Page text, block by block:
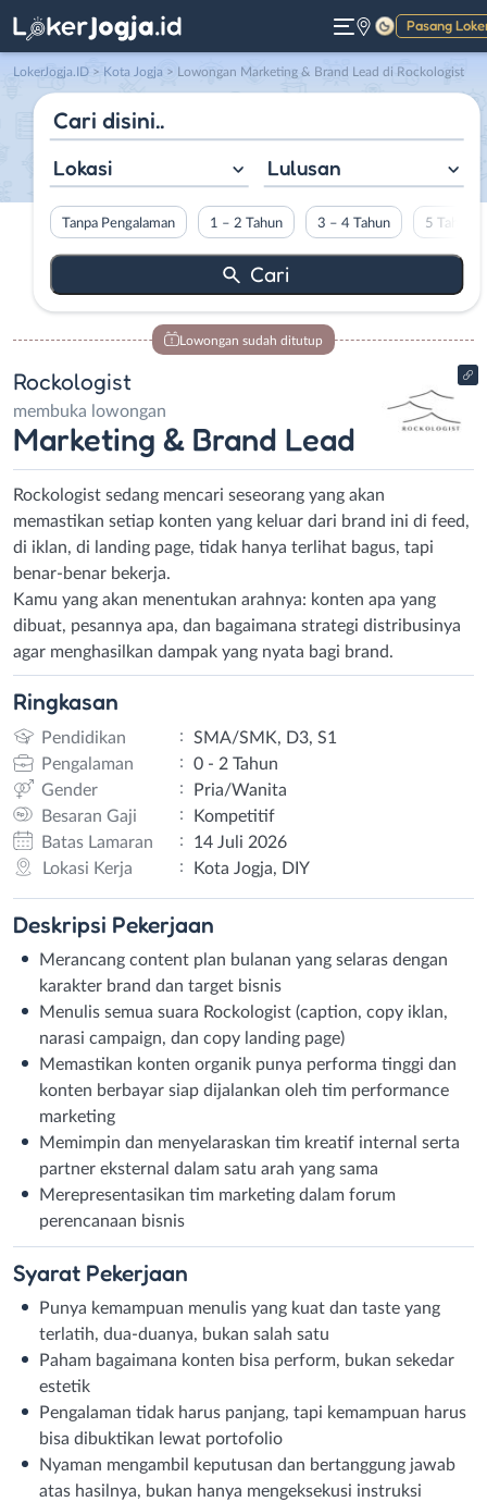
Pasang
Gelap
LokerJogja.ID > Kota Jogja > Lowongan Marketing & Brand Lead di Rockologist
Lokasi Lulusan
Tanpa Pengalaman 1 – 2 Tahun 3 – 4 Tahun 5 Tahun
Lowongan sudah ditutup
Rockologist
membuka lowongan
Marketing & Brand Lead
Rockologist sedang mencari seseorang yang akan
memastikan setiap konten yang keluar dari brand ini di feed,
di iklan, di landing page, tidak hanya terlihat bagus, tapi
benar-benar bekerja.
Kamu yang akan menentukan arahnya: konten apa yang
dibuat, pesannya apa, dan bagaimana strategi distribusinya
agar menghasilkan dampak yang nyata bagi brand.
Ringkasan
Pendidikan :
SMA/SMK, D3, S1
Pengalaman
:
0 - 2 Tahun
Gender
:
Pria/Wanita
Besaran Gaji
:
Kompetitif
Batas Lamaran
:
14 Juli 2026
Lokasi Kerja
: Kota Jogja, DIY
Deskripsi Pekerjaan
Merancang content plan bulanan yang selaras dengan
karakter brand dan target bisnis
Menulis semua suara Rockologist (caption, copy iklan,
narasi campaign, dan copy landing page)
Memastikan konten organik punya performa tinggi dan
konten berbayar siap dijalankan oleh tim performance
marketing
Memimpin dan menyelaraskan tim kreatif internal serta
partner eksternal dalam satu arah yang sama
Merepresentasikan tim marketing dalam forum
perencanaan bisnis
Syarat Pekerjaan
Punya kemampuan menulis yang kuat dan taste yang
terlatih, dua-duanya, bukan salah satu
Paham bagaimana konten bisa perform, bukan sekedar
estetik
Pengalaman tidak harus panjang, tapi kemampuan harus
bisa dibuktikan lewat portofolio
Nyaman mengambil keputusan dan bertanggung jawab
atas hasilnya, bukan hanya mengeksekusi instruksi